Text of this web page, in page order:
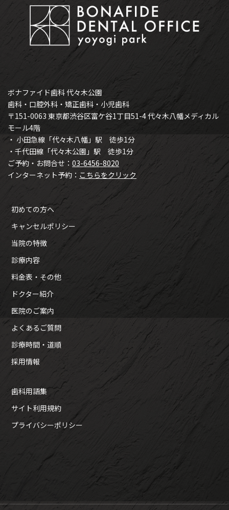
ボナファイド歯科 代々木公園
歯科・口腔外科・矯正歯科・小児歯科
〒151-0063 東京都渋谷区富ケ谷1丁目51-4 代々木八幡メディカル
モール4階
・ 小田急線「代々木八幡」駅 徒歩1分
・千代田線「代々木公園」駅 徒歩1分
ご予約・お問合せ： 03-6456-8020
インターネット予約： こちらをクリック
初めての方へ
キャンセルポリシー
当院の特徴
診療内容
料金表・その他
ドクター紹介
医院のご案内
よくあるご質問
診療時間・道順
採用情報
歯科用語集
サイト利用規約
プライバシーポリシー